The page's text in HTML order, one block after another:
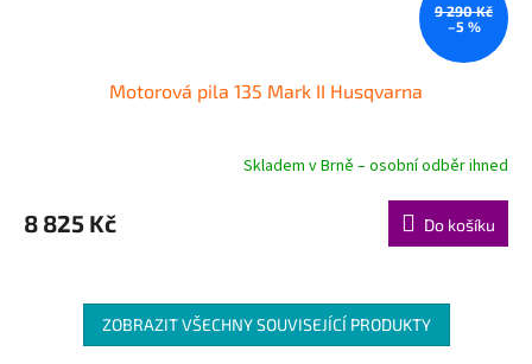
9 290 Kč
–5 %
Motorová pila 135 Mark II Husqvarna
produktu
je
Skladem v Brně – osobní odběr ihned
8 825 Kč Do košíku
ZOBRAZIT VŠECHNY SOUVISEJÍCÍ PRODUKTY